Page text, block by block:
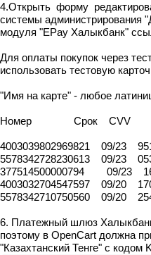
4.Открыть форму
системы администрирования
модуля "EPay Халыкбанк"
Для оплаты покупок через
использовать тестовую
"Имя на карте" - любое
Номер Срок CVV
4003039802969821 09/23
5578342728230613 09/23
377514500000794 09/23
4003032704547597 09/20
5578342710750560 09/20
6. Платежный шлюз
поэтому в OpenCart должна
"Казахтанский Тенге" с кодом